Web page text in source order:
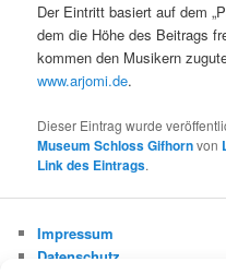
Der Eintritt basiert auf dem
dem die Höhe des Beitrags
kommen den Musikern
www.arjomi.de.
Dieser Eintrag wurde
Museum Schloss Gifhornvon
Link des Eintrags.
Impressum
Datenschutz